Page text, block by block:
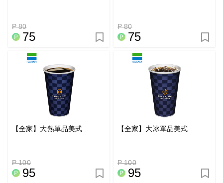
P 80
75
P 80
75
【全家】大熱單品美式
P 100
95
【全家】大冰單品美式
P 100
95